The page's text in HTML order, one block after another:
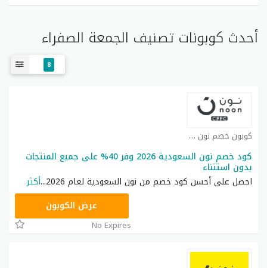
أحدث كوبونات تصنيف الجمعة الصفراء
8
كوبون خصم نون كوبون
كود خصم نون السعودية 2026 وفر 40% على جميع المنتجات
بدون استتناء
احصل على أحسن كود خصم من نون السعودية لعام 2026
...أكثر
RRF24عرض الكوبون
No Expires